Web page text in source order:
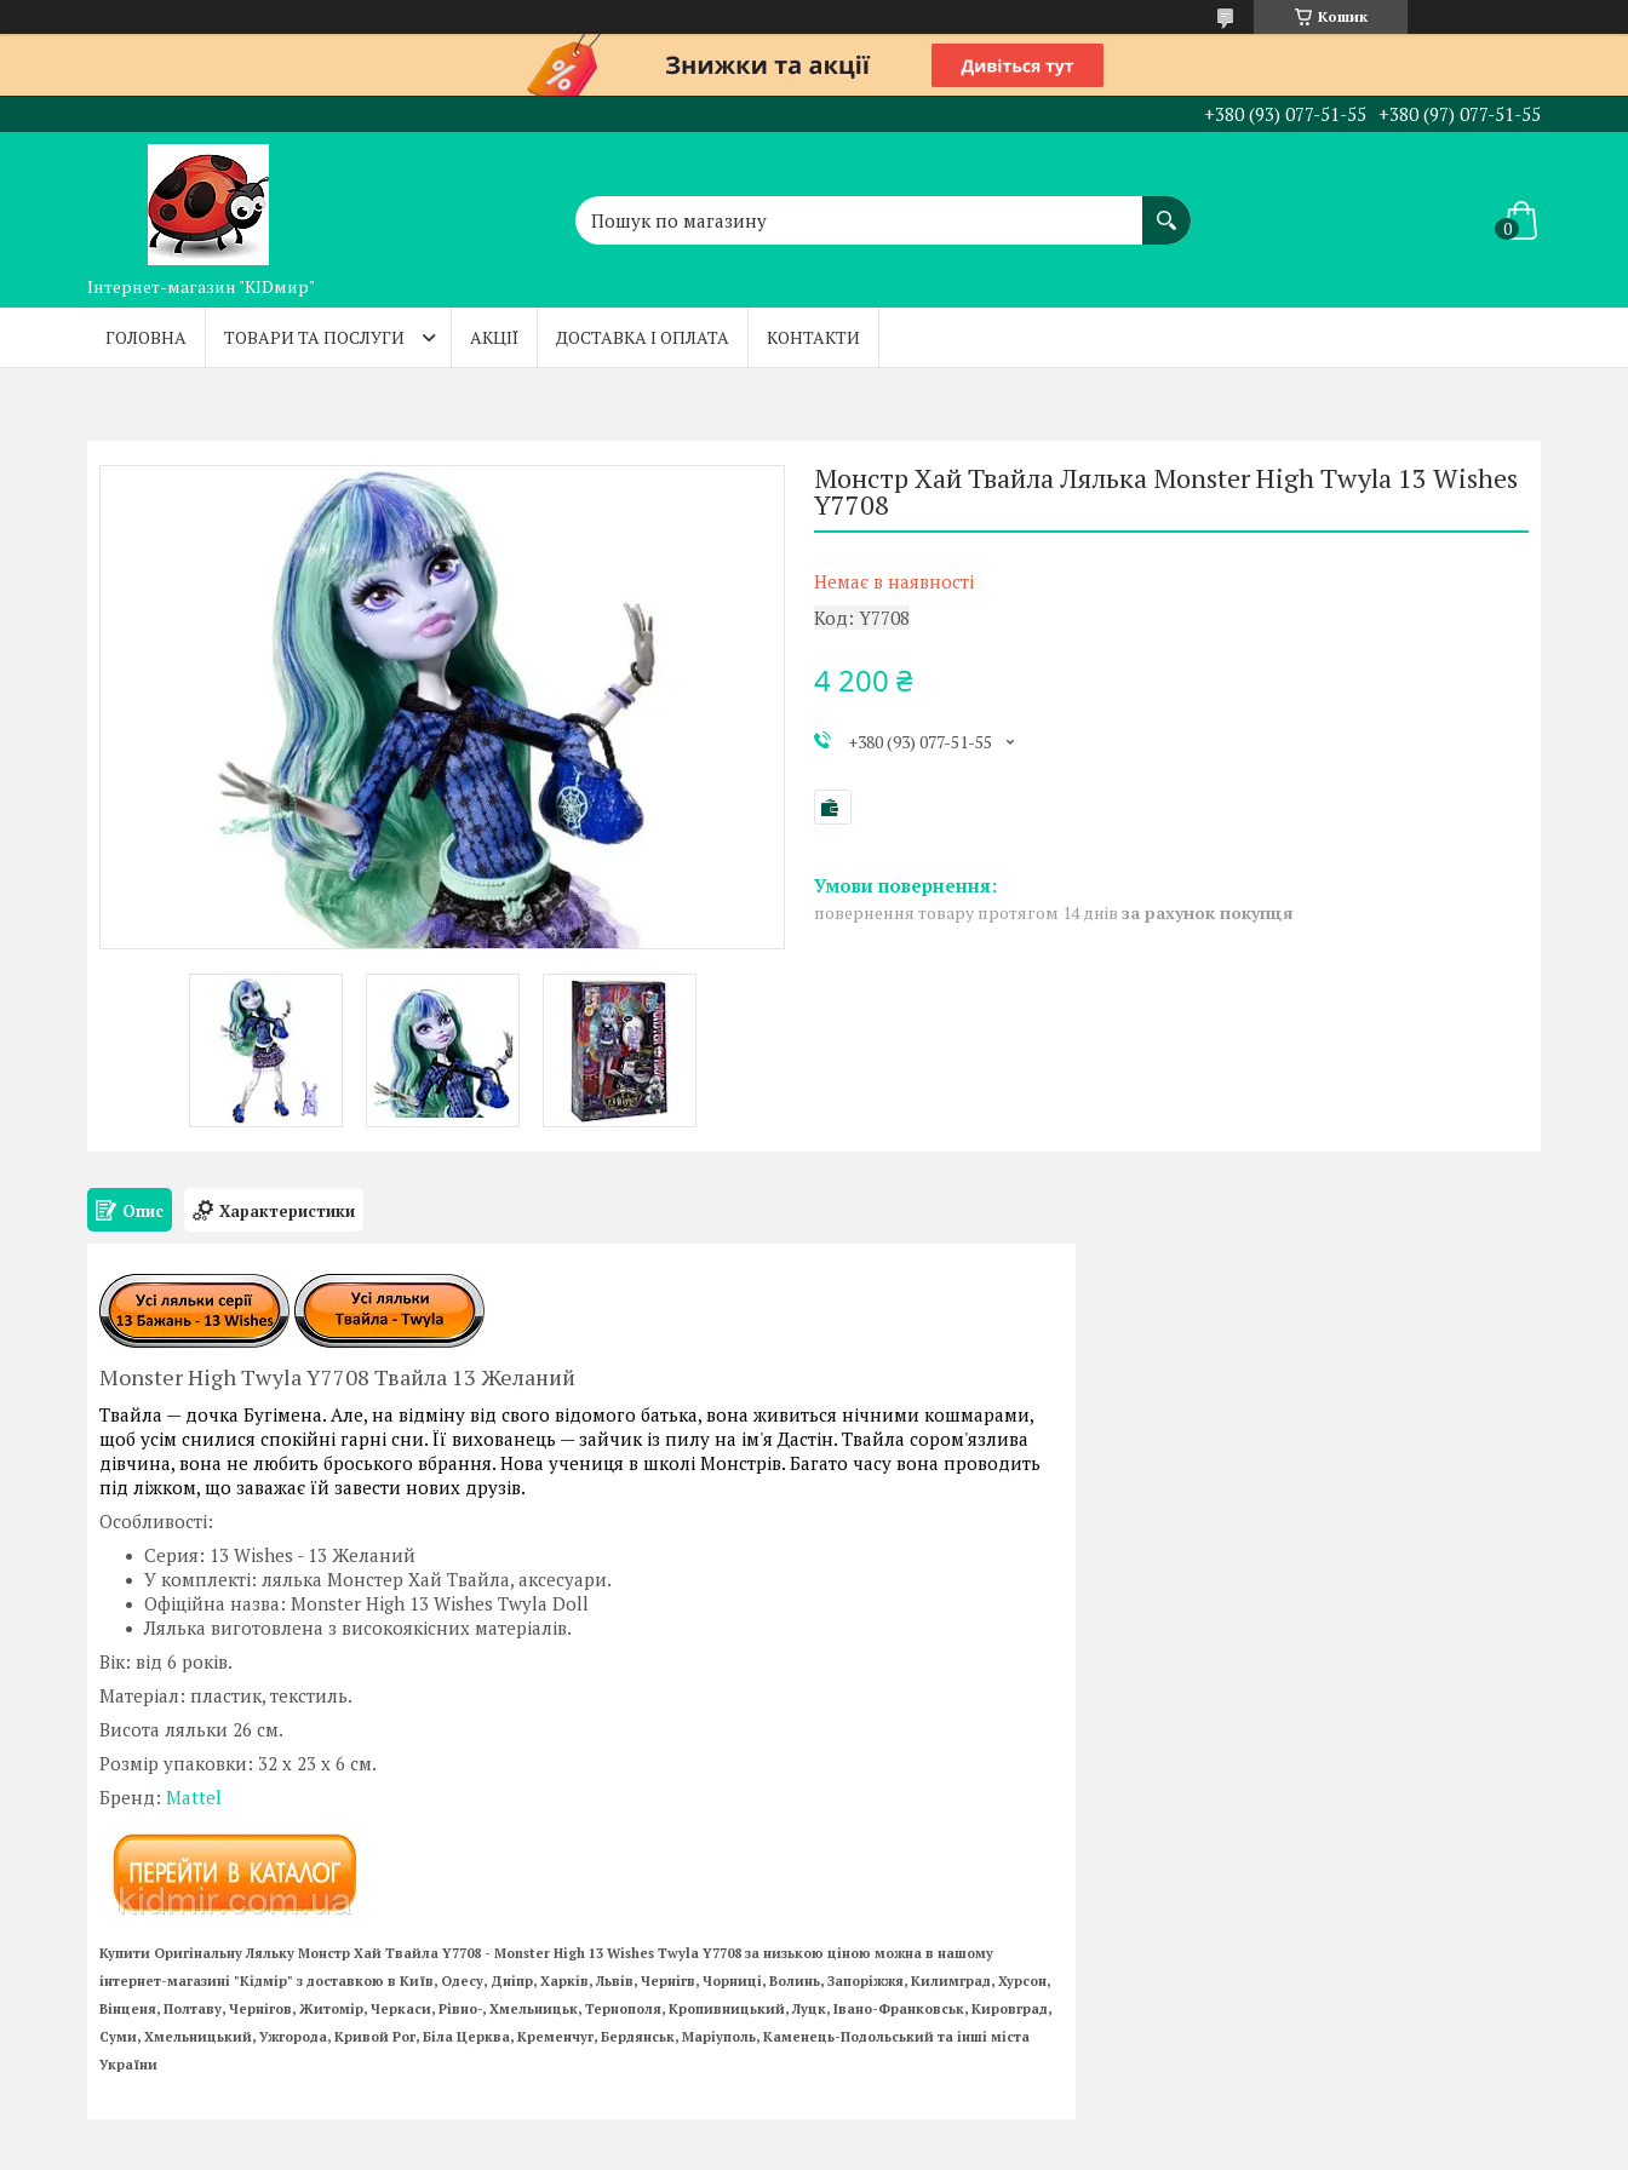
Кошик
+380 (93) 077-51-55 +380 (97) 077-51-55
Інтернет-магазин "KIDмир"
ГОЛОВНА ТОВАРИ ТА ПОСЛУГИ АКЦІЇ ДОСТАВКА І ОПЛАТА КОНТАКТИ
Монстр Хай Твайла Лялька Monster High Twyla 13 Wishes
Y7708
Немає в наявності
Код: Y7708
4 200 ₴
+380 (93) 077-51-55
повернення товару протягом 14 днів за рахунок покупця
Опис Характеристики
Monster High Twyla Y7708 Твайла 13 Желаний
Твайла — дочка Бугімена. Але, на відміну від свого відомого батька, вона живиться нічними кошмарами,
щоб усім снилися спокійні гарні сни. Її вихованець — зайчик із пилу на ім'я Дастін. Твайла сором'язлива
дівчина, вона не любить броського вбрання. Нова учениця в школі Монстрів. Багато часу вона проводить
під ліжком, що заважає їй завести нових друзів.
Особливості:
Серия: 13 Wishes - 13 Желаний
У комплекті: лялька Монстер Хай Твайла, аксесуари.
Офіційна назва: Monster High 13 Wishes Twyla Doll
Лялька виготовлена з високоякісних матеріалів.
Вік: від 6 років.
Матеріал: пластик, текстиль.
Висота ляльки 26 см.
Розмір упаковки: 32 x 23 x 6 см.
Бренд: Mattel
Купити Оригінальну Ляльку Монстр Хай Твайла Y7708 - Monster High 13 Wishes Twyla Y7708 за низькою ціною можна в нашому
інтернет-магазині "Кідмір" з доставкою в Київ, Одесу, Дніпр, Харків, Львів, Чернігв, Чорниці, Волинь, Запоріжжя, Килимград, Хурсон,
Вінценя, Полтаву, Чернігов, Житомір, Черкаси, Рівно-, Хмельницьк, Тернополя, Кропивницький, Луцк, Івано-Франковськ, Кировград,
Суми, Хмельницький, Ужгорода, Кривой Рог, Біла Церква, Кременчуг, Бердянськ, Маріуполь, Каменець-Подольський та інші міста
України